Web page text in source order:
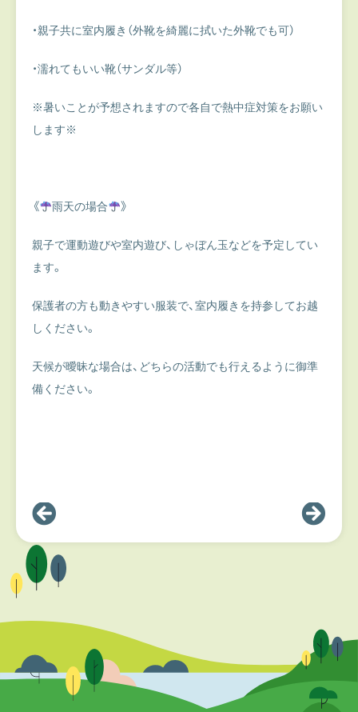
・親子共に室内履き（外靴を綺麗に拭いた外靴でも可）
・濡れてもいい靴（サンダル等）
※暑いことが予想されますので各自で熱中症対策をお願い
します※
《 雨天の場合 》
親子で運動遊びや室内遊び、しゃぼん玉などを予定してい
ます。
保護者の方も動きやすい服装で、室内履きを持参してお越
しください。
天候が曖昧な場合は、どちらの活動でも行えるように御準
備ください。